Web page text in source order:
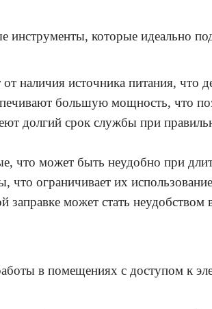
которые идеально
наличия источника питания, что
большую мощность, что
долгий срок службы при
может быть неудобно при
ограничивает их
может стать неудобством
в помещениях с доступом к